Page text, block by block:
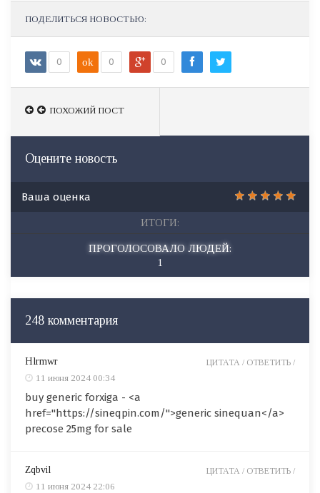
ПОДЕЛИТЬСЯ НОВОСТЬЮ:
0 ok 0 0
ПОХОЖИЙ ПОСТ
Оцените новость
Ваша оценка
ИТОГИ:
ПРОГОЛОСОВАЛО ЛЮДЕЙ:
1
248 комментария
Hlrmwr
11 июня 2024 00:34
buy generic forxiga - <a
href="https://sineqpin.com/">generic sinequan</a>
precose 25mg for sale
ЦИТАТА / ОТВЕТИТЬ /
Zqbvil
11 июня 2024 22:06
ЦИТАТА / ОТВЕТИТЬ /